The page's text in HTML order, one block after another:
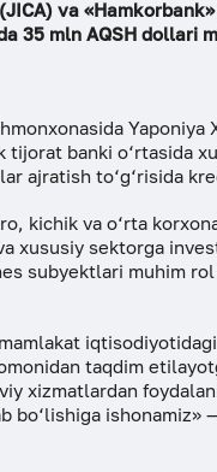
va
35 mln AQSH dollari
tijorat banki o‘rtasida
ajratish to‘g‘risida
kichik va o‘rta
xususiy sektorga
subyektlari muhim
taqdim
xizmatlardan
bo‘lishiga ishonamiz»